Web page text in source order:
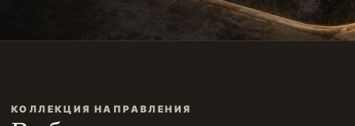
КОЛЛЕКЦИЯ НАПРАВЛЕНИЯ